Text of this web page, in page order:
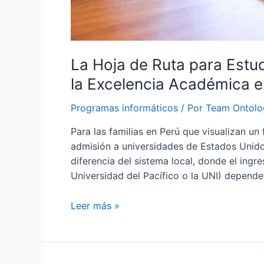
La Hoja de Ruta para
la Excelencia Académica
Programas informáticos / Por Team
Para las familias en Perú que visualizan
admisión a universidades de Estados
diferencia del sistema local, donde el
Universidad del Pacífico o la UNI)
La
Leer más »